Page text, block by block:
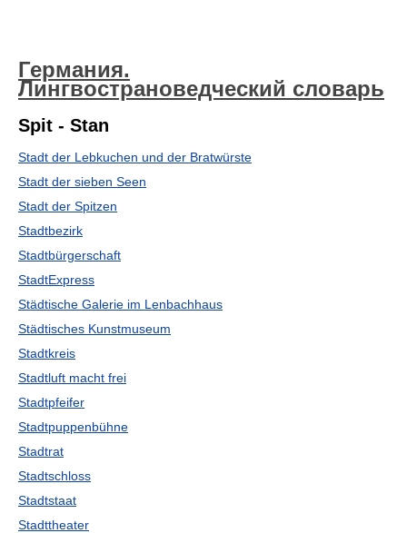
Германия.
Лингвострановедческий словарь
Spit - Stan
Stadt der Lebkuchen und der Bratwürste
Stadt der sieben Seen
Stadt der Spitzen
Stadtbezirk
Stadtbürgerschaft
StadtExpress
Städtische Galerie im Lenbachhaus
Städtisches Kunstmuseum
Stadtkreis
Stadtluft macht frei
Stadtpfeifer
Stadtpuppenbühne
Stadtrat
Stadtschloss
Stadtstaat
Stadttheater